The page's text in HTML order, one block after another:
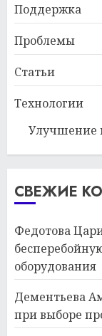
Поддержка
Проблемы
Статьи
Технологии
Улучшение
СВЕЖИЕ
Федотова
оборудования
Дементьева
при выборе